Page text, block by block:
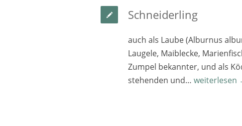
Schneiderling
auch als Laube (Alburnus
Laugele, Maiblecke,
Zumpel bekannter, und als
stehenden und… weiterlesen